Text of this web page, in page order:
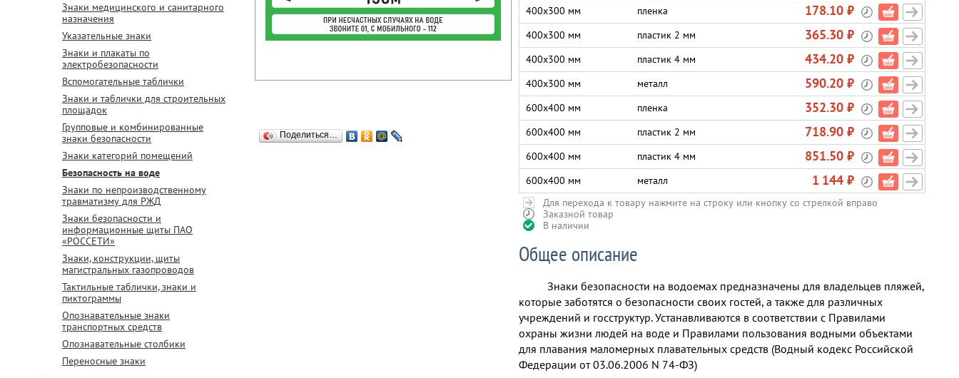
Знаки медицинского и санитарного
назначения
Указательные знаки
Знаки и плакаты по
электробезопасности
Вспомогательные таблички
Знаки и таблички для строительных
площадок
Групповые и комбинированные
знаки безопасности
Знаки категорий помещений
Безопасность на воде
Знаки по непроизводственному
травматизму для РЖД
Знаки безопасности и
информационные щиты ПАО
«РОССЕТИ»
Знаки, конструкции, щиты
магистральных газопроводов
Тактильные таблички, знаки и
пиктограммы
Опознавательные знаки
транспортных средств
Опознавательные столбики
Переносные знаки
Поделиться…
400х300 мм
пленка 178.10 ₽
400х300 мм пластик 2 мм 365.30 ₽
400х300 мм пластик 4 мм 434.20 ₽
400х300 мм металл 590.20 ₽
600х400 мм пленка 352.30 ₽
600х400 мм пластик 2 мм 718.90 ₽
600х400 мм пластик 4 мм 851.50 ₽
600х400 мм металл 1 144 ₽
Для перехода к товару нажмите на строку или кнопку со стрелкой вправо
Заказной товар
В наличии
Общее описание
Знаки безопасности на водоемах предназначены для владельцев пляжей,
которые заботятся о безопасности своих гостей, а также для различных
учреждений и госструктур. Устанавливаются в соответствии с Правилами
охраны жизни людей на воде и Правилами пользования водными объектами
для плавания маломерных плавательных средств (Водный кодекс Российской
Федерации от 03.06.2006 N 74-ФЗ)